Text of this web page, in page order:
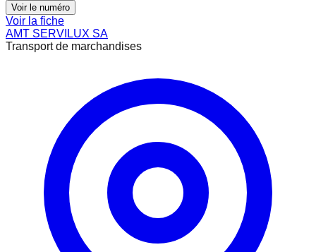
Voir le numéro
Voir la fiche
AMT SERVILUX SA
Transport de marchandises